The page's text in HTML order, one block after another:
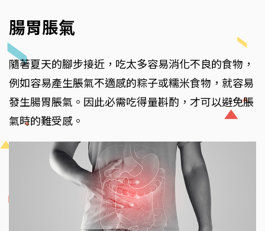
腸胃脹氣
隨著夏天的腳步接近，吃太多容易消化不良的食物，
例如容易產生脹氣不適感的粽子或糯米食物，就容易
發生腸胃脹氣。因此必需吃得量斟酌，才可以避免脹
氣時的難受感。